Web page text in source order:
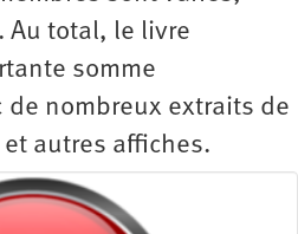
Au total, le livre
somme
nombreux extraits de
autres affiches.